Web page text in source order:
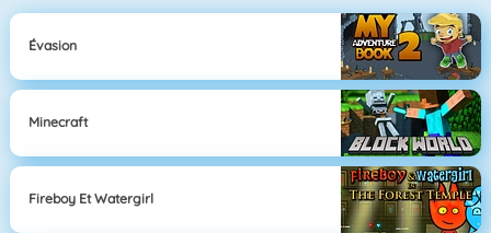
Évasion
Minecraft
Fireboy Et Watergirl